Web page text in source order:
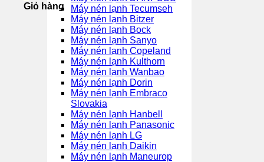
Giỏ hàng
Máy nén lạnh Tecumseh
Máy nén lạnh Bitzer
Máy nén lạnh Bock
Máy nén lạnh Sanyo
Máy nén lạnh Copeland
Máy nén lạnh Kulthorn
Máy nén lạnh Wanbao
Máy nén lạnh Dorin
Máy nén lạnh Embraco
Slovakia
Máy nén lạnh Hanbell
Máy nén lạnh Panasonic
Máy nén lạnh LG
Máy nén lạnh Daikin
Máy nén lạnh Maneurop